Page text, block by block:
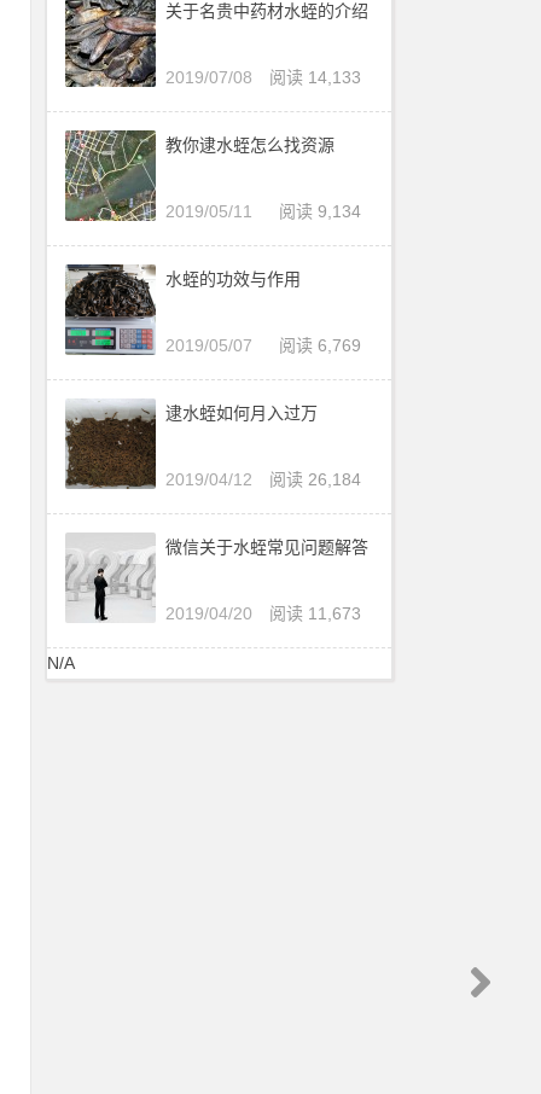
关于名贵中药材水蛭的介绍
阅读 14,133
2019/07/08
教你逮水蛭怎么找资源
阅读 9,134
2019/05/11
水蛭的功效与作用
阅读 6,769
2019/05/07
逮水蛭如何月入过万
阅读 26,184
2019/04/12
微信关于水蛭常见问题解答
阅读 11,673
2019/04/20
N/A